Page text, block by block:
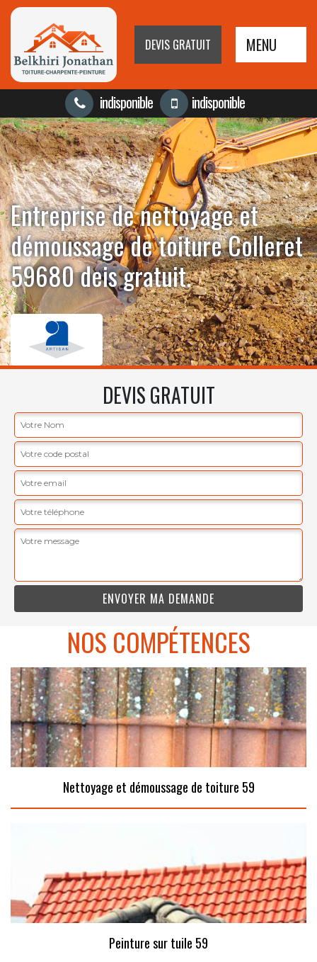
DEVIS GRATUIT MENU
indisponible indisponible
Entreprise de nettoyage et
démoussage de toiture Colleret
59680 deis gratuit.
DEVIS GRATUIT
NOS COMPÉTENCES
Nettoyage et démoussage de toiture 59
Peinture sur tuile 59